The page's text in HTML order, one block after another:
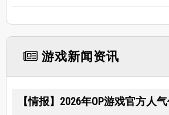
游戏新闻资讯